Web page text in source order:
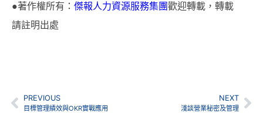
●著作權所有： 傑報人力資源服務集團歡迎轉載，轉載
請註明出處
PREVIOUS
目標管理績效與OKR實戰應用
NEXT
淺談營業秘密及管理